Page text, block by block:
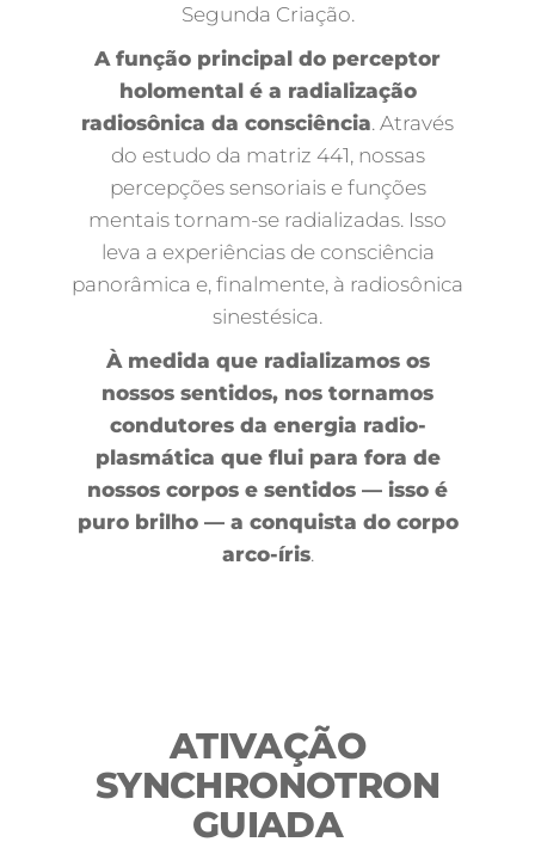
Segunda Criação.
A função principal do perceptor
holomental é a radialização
radiosônica da consciência. Através
do estudo da matriz 441, nossas
percepções sensoriais e funções
mentais tornam-se radializadas. Isso
leva a experiências de consciência
panorâmica e, finalmente, à radiosônica
sinestésica.
À medida que radializamos os
nossos sentidos, nos tornamos
condutores da energia radio-
plasmática que flui para fora de
nossos corpos e sentidos — isso é
puro brilho — a conquista do corpo
arco-íris.
ATIVAÇÃO
SYNCHRONOTRON
GUIADA